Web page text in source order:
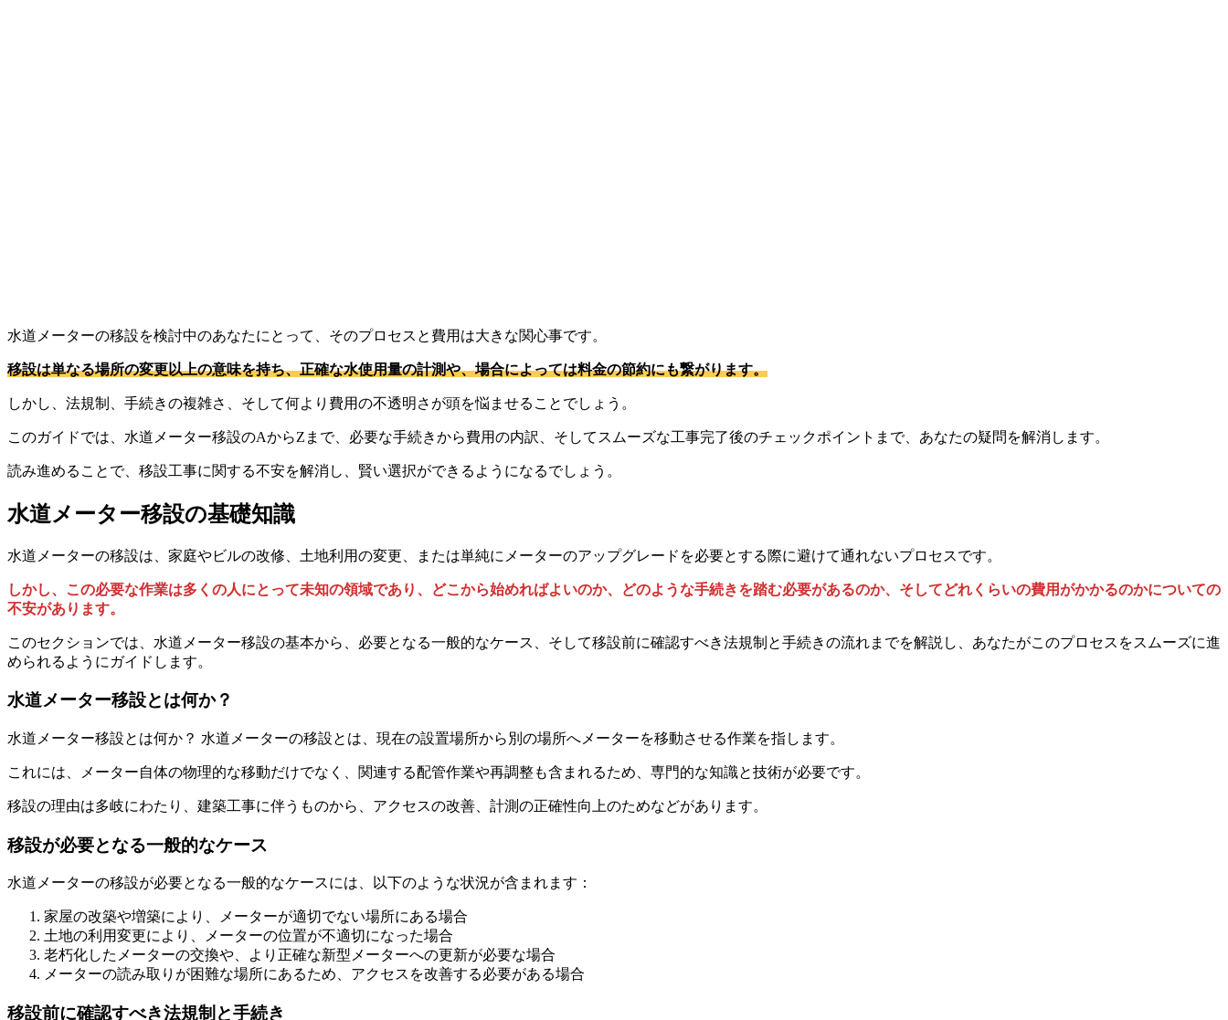
水道メーターの移設を検討中のあなたにとって、そのプロセスと費用は大きな関心事です。
移設は単なる場所の変更以上の意味を持ち、正確な水使用量の計測や、場合によっては料金の節約にも繋がります。
しかし、法規制、手続きの複雑さ、そして何より費用の不透明さが頭を悩ませることでしょう。
このガイドでは、水道メーター移設のAからZまで、必要な手続きから費用の内訳、そしてスムーズな工事完了後のチェックポイントまで、あなたの疑問を解消します。
読み進めることで、移設工事に関する不安を解消し、賢い選択ができるようになるでしょう。
水道メーター移設の基礎知識
水道メーターの移設は、家庭やビルの改修、土地利用の変更、または単純にメーターのアップグレードを必要とする際に避けて通れないプロセスです。
しかし、この必要な作業は多くの人にとって未知の領域であり、どこから始めればよいのか、どのような手続きを踏む必要があるのか、そしてどれくらいの費用がかかるのかについての
不安があります。
このセクションでは、水道メーター移設の基本から、必要となる一般的なケース、そして移設前に確認すべき法規制と手続きの流れまでを解説し、あなたがこのプロセスをスムーズに進
められるようにガイドします。
水道メーター移設とは何か？
水道メーター移設とは何か？ 水道メーターの移設とは、現在の設置場所から別の場所へメーターを移動させる作業を指します。
これには、メーター自体の物理的な移動だけでなく、関連する配管作業や再調整も含まれるため、専門的な知識と技術が必要です。
移設の理由は多岐にわたり、建築工事に伴うものから、アクセスの改善、計測の正確性向上のためなどがあります。
移設が必要となる一般的なケース
水道メーターの移設が必要となる一般的なケースには、以下のような状況が含まれます：
家屋の改築や増築により、メーターが適切でない場所にある場合
土地の利用変更により、メーターの位置が不適切になった場合
老朽化したメーターの交換や、より正確な新型メーターへの更新が必要な場合
メーターの読み取りが困難な場所にあるため、アクセスを改善する必要がある場合
移設前に確認すべき法規制と手続き